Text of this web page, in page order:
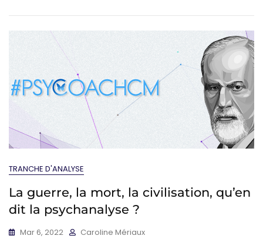
TRANCHE D'ANALYSE
La guerre, la mort, la civilisation, qu’en
dit la psychanalyse ?
Mar 6, 2022 Caroline Mériaux